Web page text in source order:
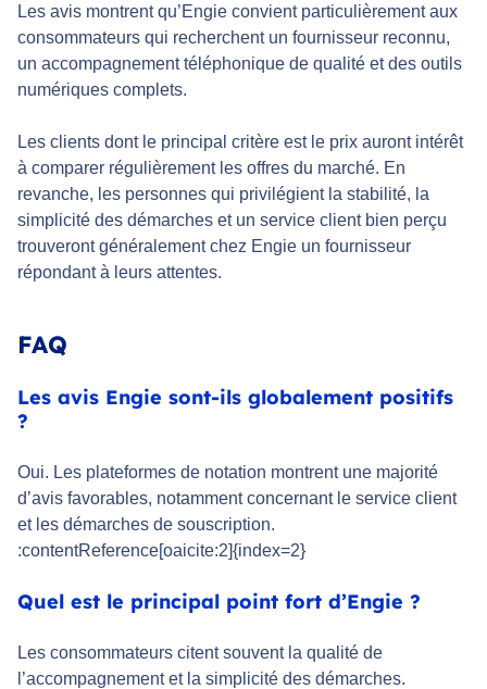
Les avis montrent qu’Engie convient particulièrement aux
consommateurs qui recherchent un fournisseur reconnu,
un accompagnement téléphonique de qualité et des outils
numériques complets.
Les clients dont le principal critère est le prix auront intérêt
à comparer régulièrement les offres du marché. En
revanche, les personnes qui privilégient la stabilité, la
simplicité des démarches et un service client bien perçu
trouveront généralement chez Engie un fournisseur
répondant à leurs attentes.
FAQ
Les avis Engie sont-ils globalement positifs
?
Oui. Les plateformes de notation montrent une majorité
d’avis favorables, notamment concernant le service client
et les démarches de souscription.
:contentReference[oaicite:2]{index=2}
Quel est le principal point fort d’Engie ?
Les consommateurs citent souvent la qualité de
l’accompagnement et la simplicité des démarches.